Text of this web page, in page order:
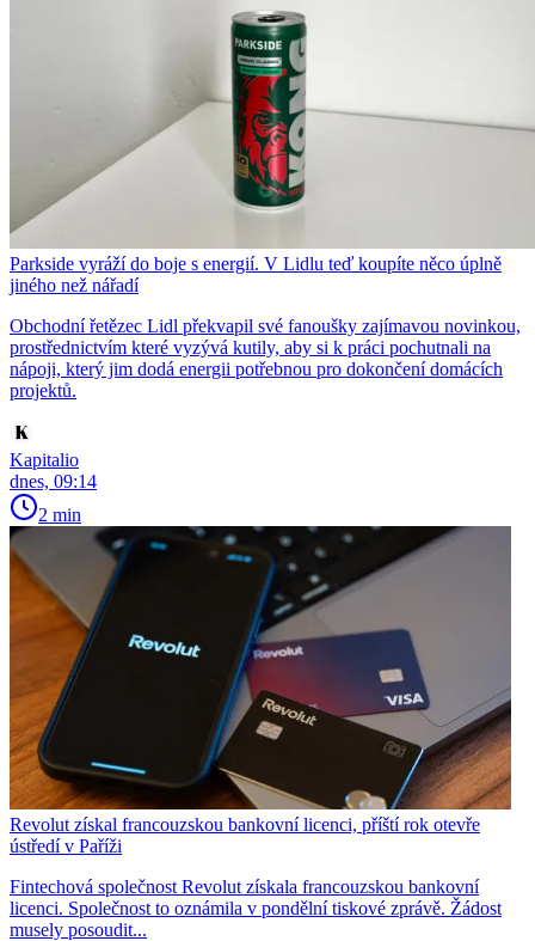
Parkside vyráží do boje s energií. V Lidlu teď koupíte něco úplně
jiného než nářadí
Obchodní řetězec Lidl překvapil své fanoušky zajímavou novinkou,
prostřednictvím které vyzývá kutily, aby si k práci pochutnali na
nápoji, který jim dodá energii potřebnou pro dokončení domácích
projektů.
Kapitalio
dnes, 09:14
2 min
Revolut získal francouzskou bankovní licenci, příští rok otevře
ústředí v Paříži
Fintechová společnost Revolut získala francouzskou bankovní
licenci. Společnost to oznámila v pondělní tiskové zprávě. Žádost
musely posoudit...